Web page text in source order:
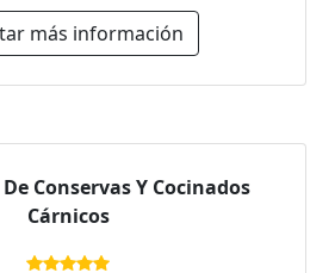
más información
Conservas Y Cocinados
Cárnicos